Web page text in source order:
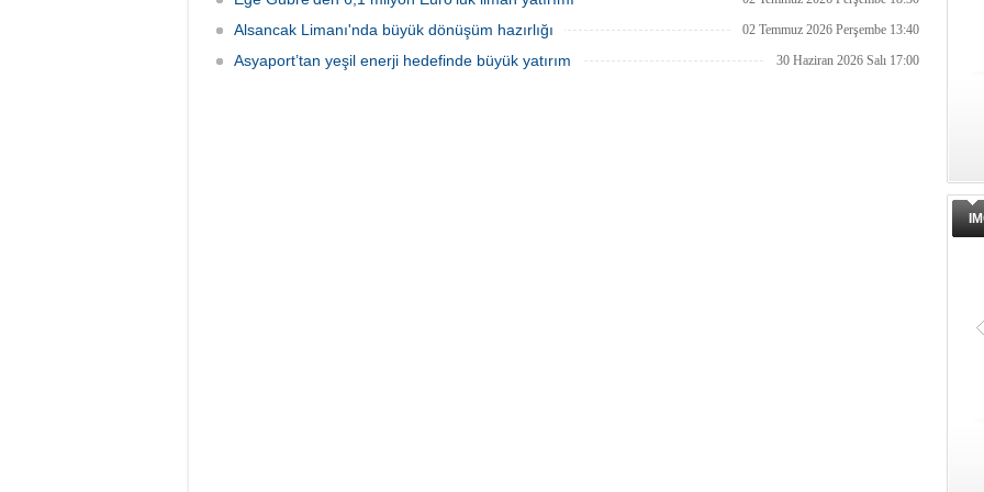
Alsancak Limanı'nda büyük dönüşüm hazırlığı 02 Temmuz 2026 Perşembe 13:40
Asyaport’tan yeşil enerji hedefinde büyük yatırım 30 Haziran 2026 Salı 17:00